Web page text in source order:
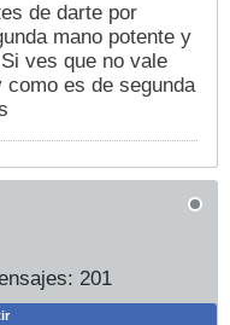
de darte por
mano potente y
ves que no vale
es de segunda
201